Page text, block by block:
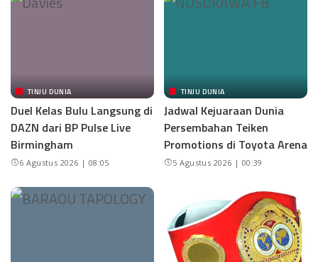
TINJU DUNIA
Duel Kelas Bulu Langsung di
DAZN dari BP Pulse Live
Birmingham
6 Agustus 2026 | 08:05
TINJU DUNIA
Jadwal Kejuaraan Dunia
Persembahan Teiken
Promotions di Toyota Arena
5 Agustus 2026 | 00:39